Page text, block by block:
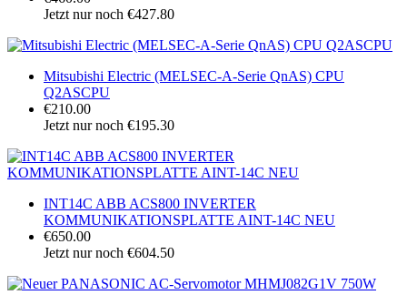
Jetzt nur noch €427.80
Mitsubishi Electric (MELSEC-A-Serie QnAS) CPU
Q2ASCPU
€210.00
Jetzt nur noch €195.30
INT14C ABB ACS800 INVERTER
KOMMUNIKATIONSPLATTE AINT-14C NEU
€650.00
Jetzt nur noch €604.50